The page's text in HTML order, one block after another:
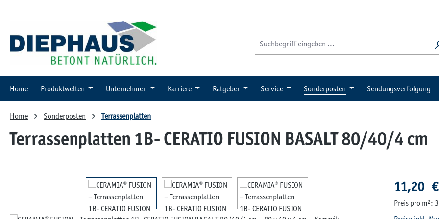
Home Produktwelten Unternehmen Karriere Ratgeber Service Sonderposten Sendungsverfolgung
Home Sonderposten Terrassenplatten
Terrassenplatten 1B- CERATIO FUSION BASALT 80/40/4 cm
Bildergalerie überspringen Regulärer
11,20
Preis pro m²: